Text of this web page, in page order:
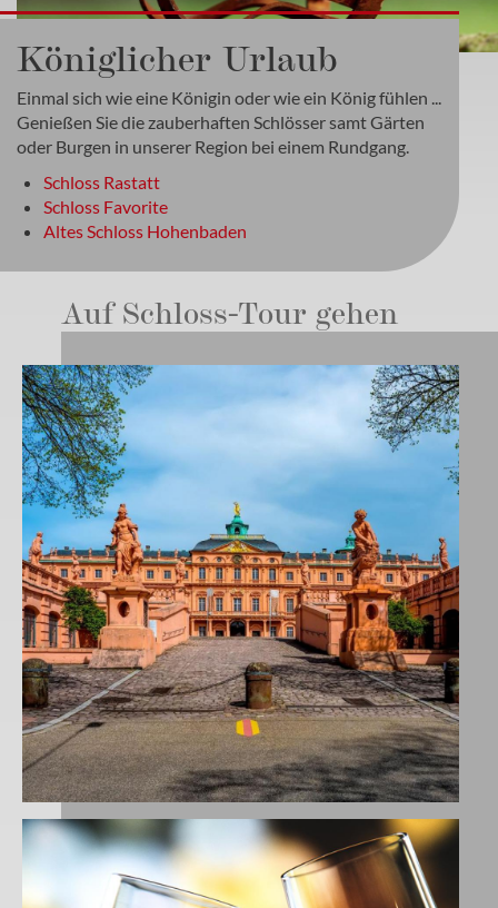
Königlicher Urlaub
Einmal sich wie eine Königin oder wie ein König fühlen ...
Genießen Sie die zauberhaften Schlösser samt Gärten
oder Burgen in unserer Region bei einem Rundgang.
Schloss Rastatt
Schloss Favorite
Altes Schloss Hohenbaden
Auf Schloss-Tour gehen